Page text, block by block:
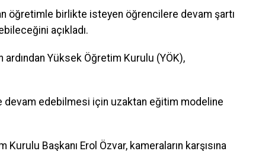
öğretimle birlikte isteyen öğrencilere devam şartı
açıkladı.
Yüksek Öğretim Kurulu (YÖK),
edebilmesi için uzaktan eğitim modeline
Başkanı Erol Özvar, kameraların karşısına